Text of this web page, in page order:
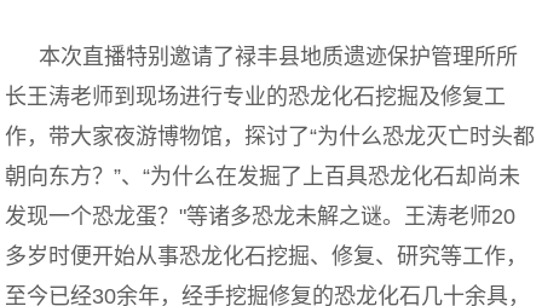
本次直播特别邀请了禄丰县地质遗迹保护管理所所
长王涛老师到现场进行专业的恐龙化石挖掘及修复工
作，带大家夜游博物馆，探讨了“为什么恐龙灭亡时头都
朝向东方？”、“为什么在发掘了上百具恐龙化石却尚未
发现一个恐龙蛋？"等诸多恐龙未解之谜。王涛老师20
多岁时便开始从事恐龙化石挖掘、修复、研究等工作，
至今已经30余年，经手挖掘修复的恐龙化石几十余具，